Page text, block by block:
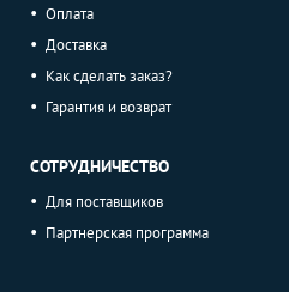
Оплата
Доставка
Как сделать заказ?
Гарантия и возврат
СОТРУДНИЧЕСТВО
Для поставщиков
Партнерская программа